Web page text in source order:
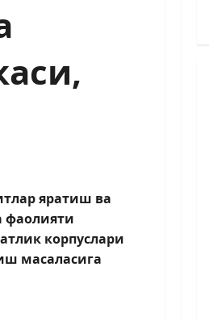
яратиш ва
фаолияти
корпуслари
масаласига